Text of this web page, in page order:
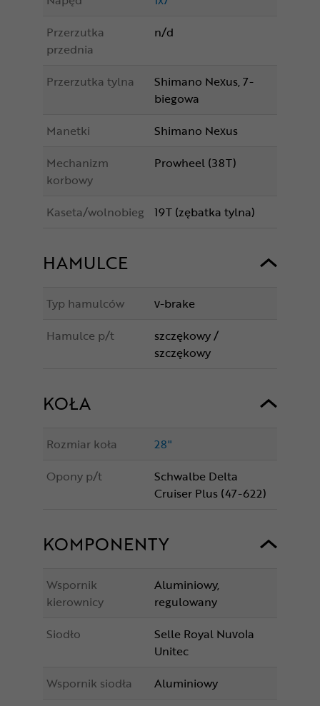
Przerzutka
przednia
n/d
Przerzutka tylna
Shimano Nexus, 7-
biegowa
Manetki
Shimano Nexus
Mechanizm
korbowy
Prowheel (38T)
Kaseta/wolnobieg 19T (zębatka tylna)
HAMULCE
Typ hamulców
v-brake
Hamulce p/t
szczękowy /
szczękowy
KOŁA
Rozmiar koła
28"
Opony p/t
Schwalbe Delta
Cruiser Plus (47-622)
KOMPONENTY
Wspornik
kierownicy
Aluminiowy,
regulowany
Siodło
Selle Royal Nuvola
Unitec
Wspornik siodła
Aluminiowy